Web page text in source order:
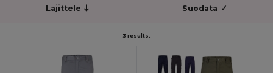
Lajittele Suodata ✓
3 results.